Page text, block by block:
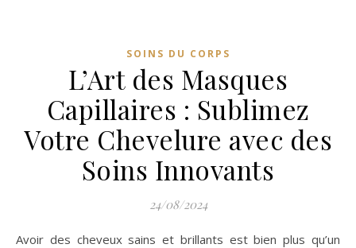
SOINS DU CORPS
L’Art des Masques
Capillaires : Sublimez
Votre Chevelure avec des
Soins Innovants
24/08/2024
Avoir des cheveux sains et brillants est bien plus qu’un